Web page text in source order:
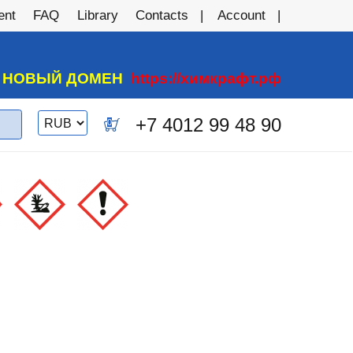
FAQ Library Contacts Account
НОВЫЙ ДОМЕН https://химкрафт.рф
Switch
currency
0 +7 4012 99 48 90